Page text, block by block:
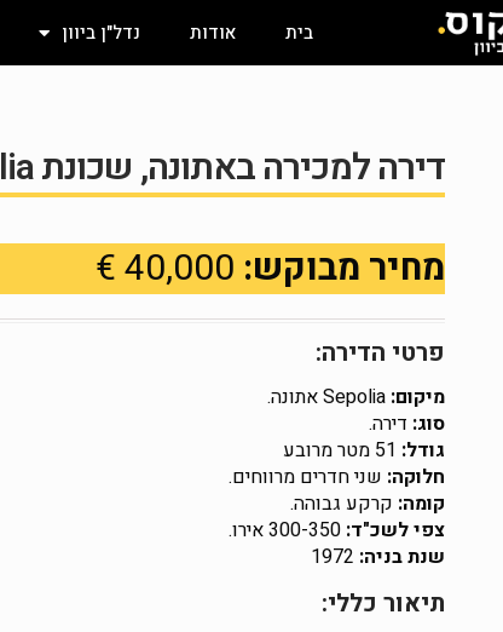
בית אודות נדל"ן ביוון
דירה למכירה באתונה, שכונת Sepolia
מחיר מבוקש:
פרטי הדירה:
מיקום:
סוג: דירה.
גודל:
חלוקה: שני חדרים מרווחים.
קומה: קרקע גבוהה.
צפי לשכ"ד:
שנת בניה: 1972
תיאור כללי: